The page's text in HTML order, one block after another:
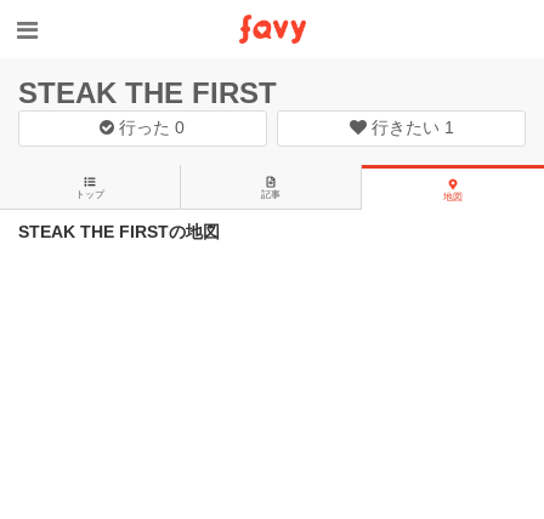
STEAK THE FIRST
行った0 行きたい 1
トップ 記事 地図
STEAK THE FIRSTの地図